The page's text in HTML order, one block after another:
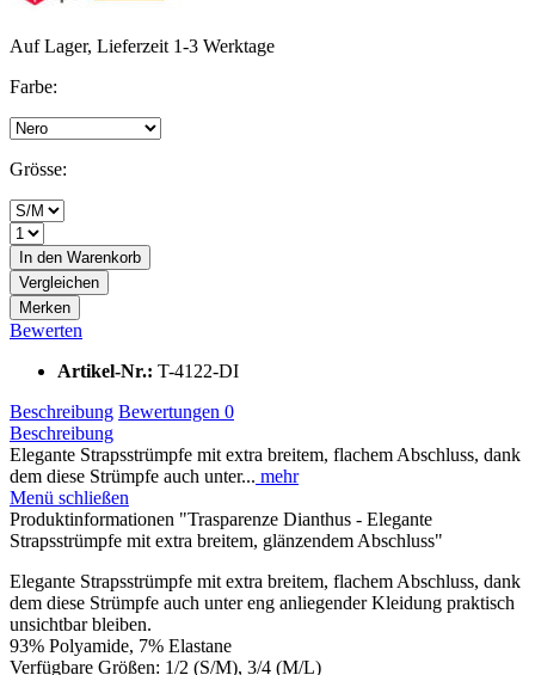
Auf Lager, Lieferzeit 1-3 Werktage
Farbe:
Grösse:
In den Warenkorb
Vergleichen
Merken
Bewerten
Artikel-Nr.: T-4122-DI
Beschreibung Bewertungen 0
Beschreibung
Elegante Strapsstrümpfe mit extra breitem, flachem Abschluss, dank
dem diese Strümpfe auch unter... mehr
Menü schließen
Produktinformationen "Trasparenze Dianthus - Elegante
Strapsstrümpfe mit extra breitem, glänzendem Abschluss"
Elegante Strapsstrümpfe mit extra breitem, flachem Abschluss, dank
dem diese Strümpfe auch unter eng anliegender Kleidung praktisch
unsichtbar bleiben.
93% Polyamide, 7% Elastane
Verfügbare Größen: 1/2 (S/M), 3/4 (M/L)